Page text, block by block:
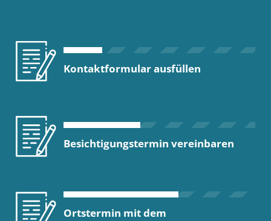
Kontaktformular ausfüllen
Besichtigungstermin vereinbaren
Ortstermin mit dem